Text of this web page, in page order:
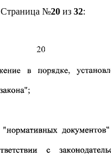
Страница №20из 32: